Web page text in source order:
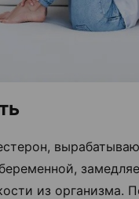
из организма.